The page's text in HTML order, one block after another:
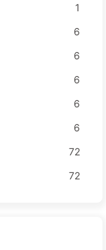
1
6
6
6
6
6
72
72